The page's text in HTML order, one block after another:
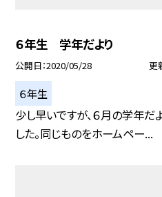
６年生 学年だより
公開日 2020/05/28 更
６年生
少し早いですが、６月の学年
した。同じものをホームペー...